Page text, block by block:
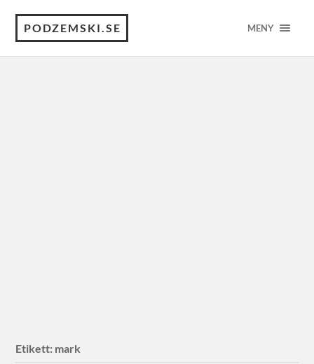
PODZEMSKI.SE MENY
Etikett: mark